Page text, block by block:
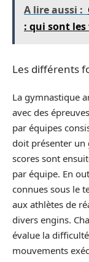
A lire aussi :
: qui sont
Les différents
La gymnastique
avec des
par équipes
doit présenter un
scores sont
par équipe. En
connues sous le
aux athlètes de
divers engins.
évalue la
mouvements